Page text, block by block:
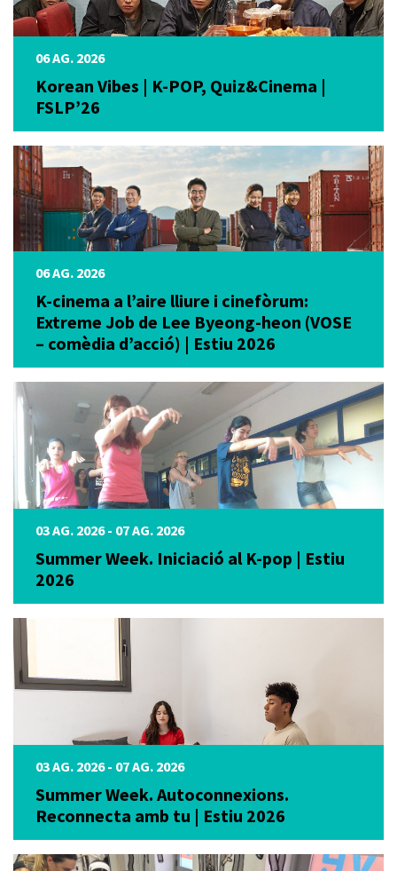
06 AG. 2026
Korean Vibes | K-POP, Quiz&Cinema |
FSLP’26
06 AG. 2026
K-cinema a l’aire lliure i cinefòrum:
Extreme Job de Lee Byeong-heon (VOSE
– comèdia d’acció) | Estiu 2026
03 AG. 2026 - 07 AG. 2026
Summer Week. Iniciació al K-pop | Estiu
2026
03 AG. 2026 - 07 AG. 2026
Summer Week. Autoconnexions.
Reconnecta amb tu | Estiu 2026